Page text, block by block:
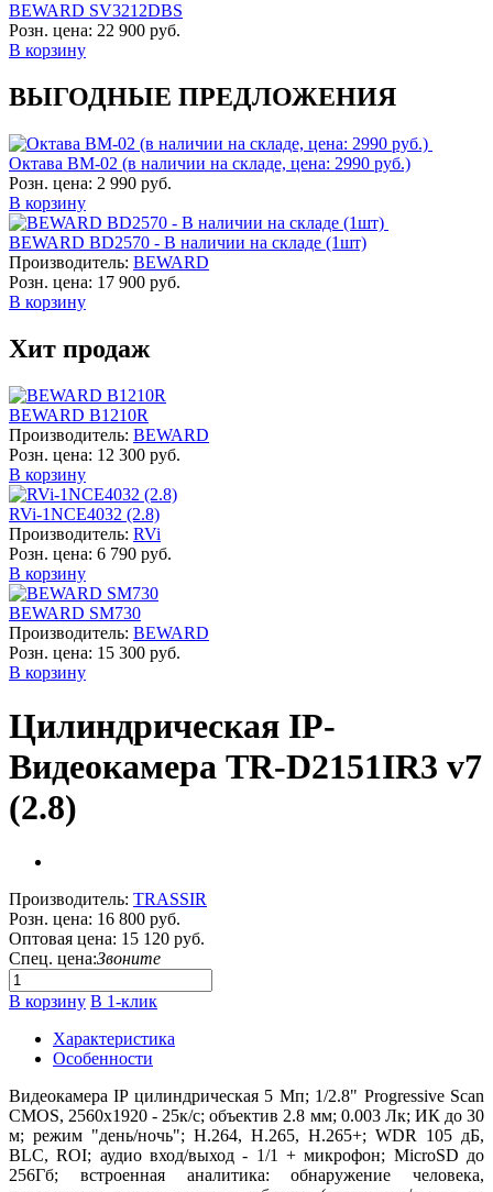
BEWARD SV3212DBS
Розн. цена: 22 900 руб.
В корзину
ВЫГОДНЫЕ ПРЕДЛОЖЕНИЯ
Октава ВМ-02 (в наличии на складе, цена: 2990 руб.)
Розн. цена: 2 990 руб.
В корзину
BEWARD BD2570 - В наличии на складе (1шт)
Производитель: BEWARD
Розн. цена: 17 900 руб.
В корзину
Хит продаж
BEWARD B1210R
Производитель: BEWARD
Розн. цена: 12 300 руб.
В корзину
RVi-1NCE4032 (2.8)
Производитель: RVi
Розн. цена: 6 790 руб.
В корзину
BEWARD SM730
Производитель: BEWARD
Розн. цена: 15 300 руб.
В корзину
Цилиндрическая IP-
Видеокамера TR-D2151IR3 v7
(2.8)
Производитель: TRASSIR
Розн. цена: 16 800 руб.
Оптовая цена: 15 120 руб.
Спец. цена:Звоните
В корзину В 1-клик
Характеристика
Особенности
Видеокамера IP цилиндрическая 5 Мп; 1/2.8" Progressive Scan
CMOS, 2560х1920 - 25к/с; объектив 2.8 мм; 0.003 Лк; ИК до 30
м; режим "день/ночь"; H.264, H.265, H.265+; WDR 105 дБ,
BLC, ROI; аудио вход/выход - 1/1 + микрофон; MicroSD до
256Гб; встроенная аналитика: обнаружение человека,